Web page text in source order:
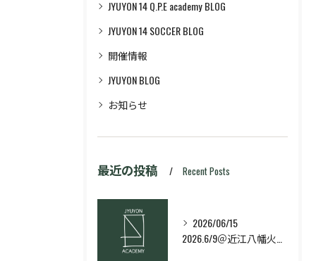
JYUYON 14 Q.P.E academy BLOG
JYUYON 14 SOCCER BLOG
開催情報
JYUYON BLOG
お知らせ
最近の投稿 Recent Posts
2026/06/15